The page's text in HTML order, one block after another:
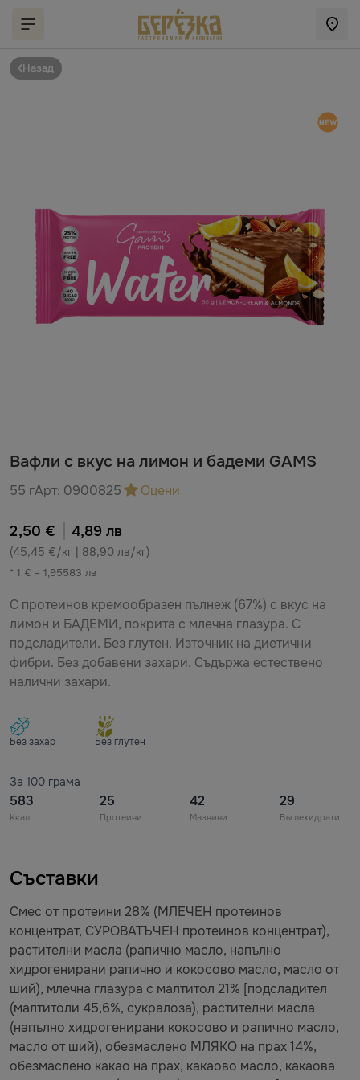
Назад
Вафли с вкус на лимон и бадеми GAMS
55 гАрт: 0900825 Оцени
2,50 € 4,89 лв
(45,45 €/кг | 88,90 лв/кг)
* 1 € = 1,95583 лв
С протеинов кремообразен пълнеж (67%) с вкус на
лимон и БАДЕМИ, покрита с млечна глазура. С
подсладители. Без глутен. Източник на диетични
фибри. Без добавени захари. Съдържа естествено
налични захари.
Без захар Без глутен
За 100 грама
583
Ккал
25
Протеини
42
Мазнини
29
Въглехидрати
Съставки
Cмес от протеини 28% (МЛЕЧЕН протеинов
концентрат, СУРОВАТЪЧЕН протеинов концентрат),
растителни масла (рапично масло, напълно
хидрогенирани рапично и кокосово масло, масло от
ший), млечна глазура с малтитол 21% [подсладител
(малтитоли 45,6%, сукралоза), растителни масла
(напълно хидрогенирани кокосово и рапично масло,
масло от ший), обезмаслено МЛЯКО на прах 14%,
обезмаслено какао на прах, какаово масло, какаова